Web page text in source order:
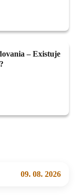
– Existuje
09. 08. 2026